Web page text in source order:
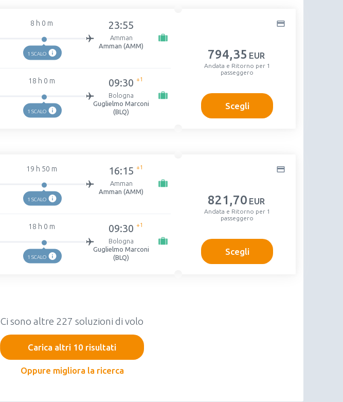
8 h 0 m
1 SCALO
23:55
Amman
Amman (AMM)
18 h 0 m
1 SCALO
09:30 +1
Bologna
Guglielmo Marconi
(BLQ)
794,35 EUR
Andata e Ritorno per 1
passeggero
Scegli
19 h 50 m
1 SCALO
16:15 +1
Amman
Amman (AMM)
18 h 0 m
1 SCALO
09:30 +1
Bologna
Guglielmo Marconi
(BLQ)
821 ,70 EUR
Andata e Ritorno per 1
passeggero
Scegli
Ci sono altre 227 soluzioni di volo
Carica altri 10 risultati
Oppure migliora la ricerca